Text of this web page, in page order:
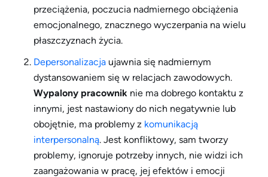
przeciążenia, poczucia nadmiernego obciążenia
emocjonalnego, znacznego wyczerpania na wielu
płaszczyznach życia.
Depersonalizacja ujawnia się nadmiernym
dystansowaniem się w relacjach zawodowych.
Wypalony pracownik nie ma dobrego kontaktu z
innymi, jest nastawiony do nich negatywnie lub
obojętnie, ma problemy z komunikacją
interpersonalną. Jest konfliktowy, sam tworzy
problemy, ignoruje potrzeby innych, nie widzi ich
zaangażowania w pracę, jej efektów i emocji